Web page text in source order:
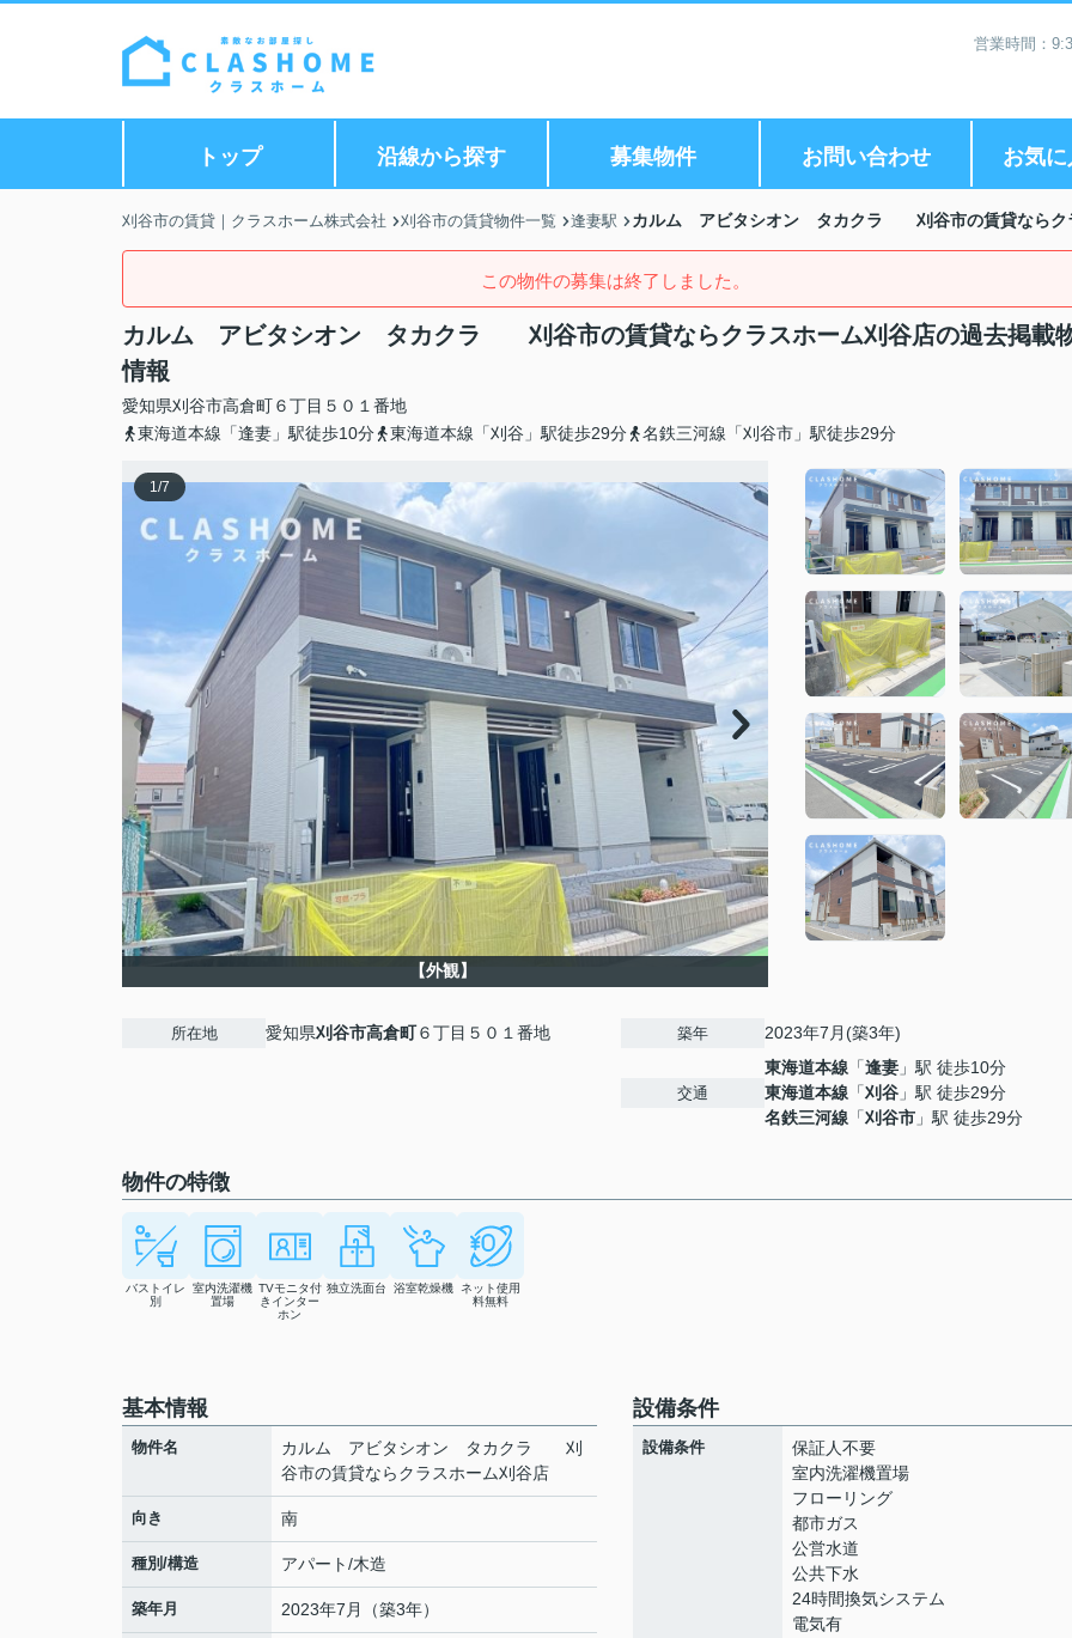
営業時間：
トップ 沿線から探す 募集物件 お問い合わせ お気
刈谷市の賃貸｜クラスホーム株式会社 刈谷市の賃貸物件一覧 逢妻駅 カルム アビタシオン タカクラ 刈谷市の賃貸ならク
この物件の募集は終了しました。
カルム アビタシオン タカクラ 刈谷市の賃貸ならクラスホーム刈谷店の過去掲載
情報
愛知県刈谷市高倉町６丁目５０１番地
東海道本線「逢妻」駅徒歩10分
東海道本線「刈谷」駅徒歩29分 名鉄三河線「刈谷市」駅徒歩29分
1/7
【外観】
所在地 愛知県刈谷市高倉町６丁目５０１番地 築年 2023年7月(築3年)
交通
東海道本線 「逢妻 」駅 徒歩10分
東海道本線 「刈谷 」駅 徒歩29分
名鉄三河線 「刈谷市 」駅 徒歩29分
物件の特徴
バストイレ
別
室内洗濯機
置場
TVモニタ付
きインター
ホン
独立洗面台 浴室乾燥機 ネット使用
料無料
基本情報
物件名
カルム アビタシオン タカクラ 刈
谷市の賃貸ならクラスホーム刈谷店
向き 南
種別/構造 アパート/木造
築年月 2023年7月（築3年）
設備条件
設備条件
保証人不要
室内洗濯機置場
フローリング
都市ガス
公営水道
公共下水
24時間換気システム
電気有